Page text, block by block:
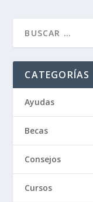
CATEGORÍAS
Ayudas
Becas
Consejos
Cursos